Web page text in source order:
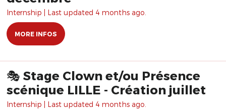
Internship | Last updated 4 months ago.
MORE INFOS
🎭 Stage Clown et/ou Présence
scénique LILLE - Création juillet
Internship | Last updated 4 months ago.